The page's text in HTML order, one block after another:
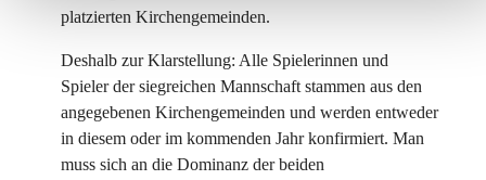
platzierten Kirchengemeinden.
Deshalb zur Klarstellung: Alle Spielerinnen und
Spieler der siegreichen Mannschaft stammen aus den
angegebenen Kirchengemeinden und werden entweder
in diesem oder im kommenden Jahr konfirmiert. Man
muss sich an die Dominanz der beiden